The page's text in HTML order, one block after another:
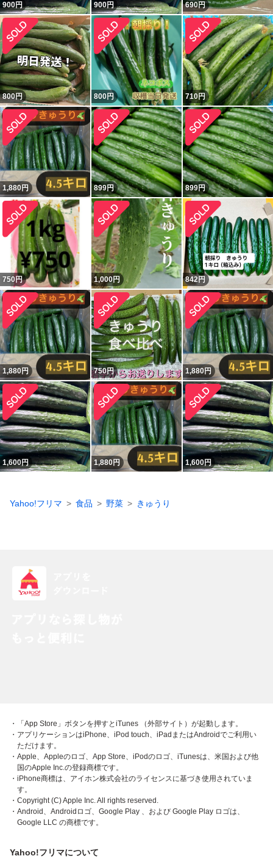
900円 900円 690円
800円 800円 710円
1,880円 899円 899円
750円 1,000円 842円
1,880円 750円 1,880円
1,600円 1,880円 1,600円
Yahoo!フリマ 食品 野菜 きゅうり
・「App Store」ボタンを押すとiTunes （外部サイト）が起動します。
・アプリケーションはiPhone、iPod touch、iPadまたはAndroidでご利用い
ただけます。
・Apple、Appleのロゴ、App Store、iPodのロゴ、iTunesは、米国および他
国のApple Inc.の登録商標です。
・iPhone商標は、アイホン株式会社のライセンスに基づき使用されていま
す。
・Copyright (C) Apple Inc. All rights reserved.
・Android、Androidロゴ、Google Play 、および Google Play ロゴは、
Google LLC の商標です。
Yahoo!フリマについて